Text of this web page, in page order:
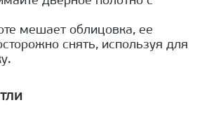
мешает облицовка, ее
снять, используя для